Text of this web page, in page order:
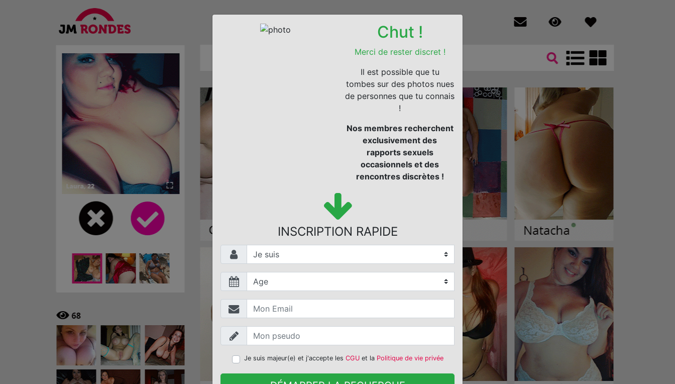
Chut !
Merci de rester discret !
Il est possible que tu
tombes sur des photos nues
de personnes que tu connais
!
Nos membres recherchent
exclusivement des
rapports sexuels
occasionnels et des
rencontres discrètes !
INSCRIPTION RAPIDE
Je suis majeur(e) et j'accepte les CGUet la Politique de vie privée